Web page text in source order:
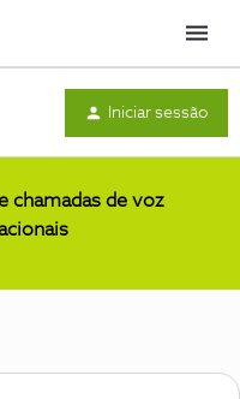
Menu
Iniciar sessão
chamadas de voz